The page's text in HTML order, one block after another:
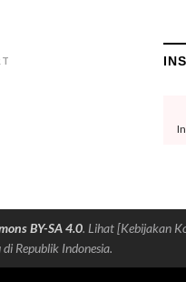
BY-SA 4.0. Lihat [Kebijakan
Republik Indonesia.